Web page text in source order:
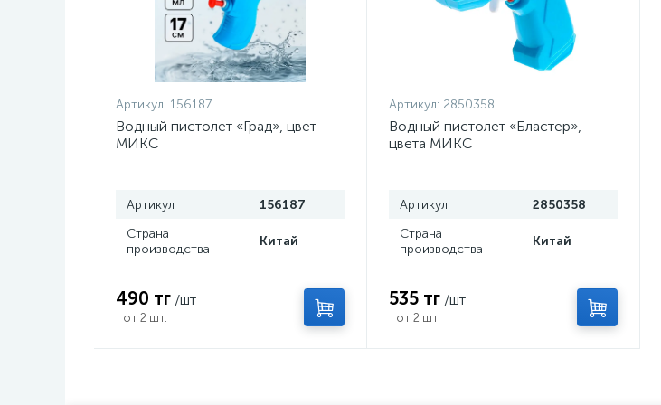
Артикул: 156187
Водный пистолет «Град», цвет
МИКС
Артикул
156187
Страна
производства
Китай
490 тг /шт
от 2 шт.
Артикул: 2850358
Водный пистолет «Бластер»,
цвета МИКС
Артикул
2850358
Страна
производства
Китай
535 тг /шт
от 2 шт.